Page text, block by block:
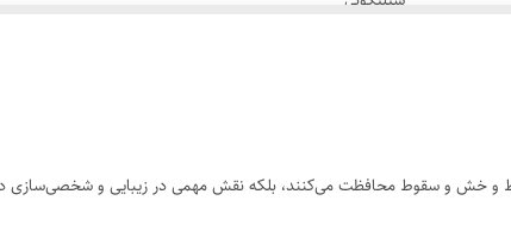
خط و خش و سقوط محافظت می‌کنند، بلکه نقش مهمی در زیبایی و شخصی‌سازی